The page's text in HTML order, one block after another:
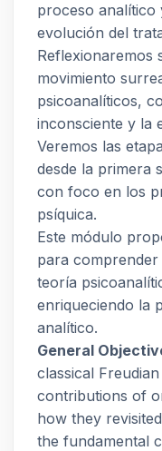
proceso analítico
evolución del
Reflexionaremos
movimiento
psicoanalíticos,
inconsciente y la
Veremos las
desde la primera
con foco en los
psíquica.
Este módulo
para
teoría
enriqueciendo la
analítico.
General
classical
contributions of
how they
the fundamental